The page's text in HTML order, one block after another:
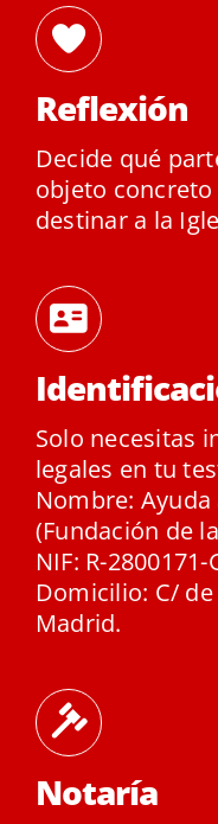
Reflexión
Decide qué
objeto concreto
destinar a la
Solo necesitas
legales en tu
Nombre:
(Fundación de
NIF: R-2800171-
Domicilio: C/
Madrid.
Notaría